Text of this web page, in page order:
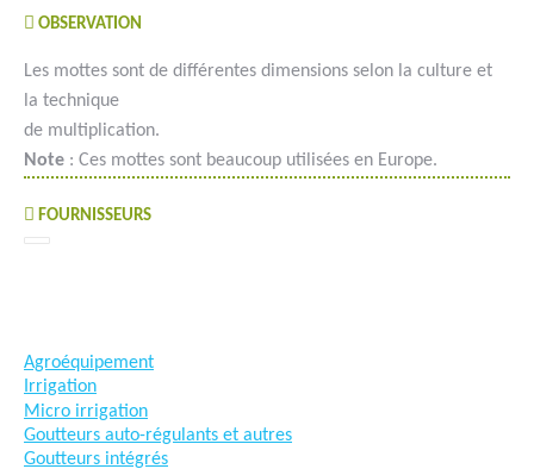
OBSERVATION
Les mottes sont de différentes dimensions selon la culture et
la technique
de multiplication.
Note : Ces mottes sont beaucoup utilisées en Europe.
FOURNISSEURS
Agroéquipement
Irrigation
Micro irrigation
Goutteurs auto-régulants et autres
Goutteurs intégrés